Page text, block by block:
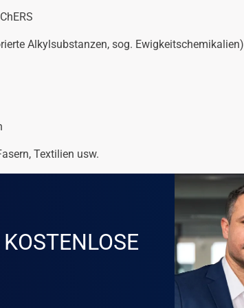
Alkylsubstanzen, sog. Ewigkeitschemikalien)
Textilien usw.